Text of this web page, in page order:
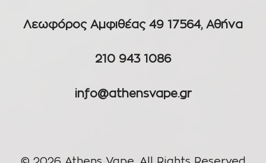
Λεωφόρος Αμφιθέας 49 17564, Αθήνα
210 943 1086
info@athensvape.gr